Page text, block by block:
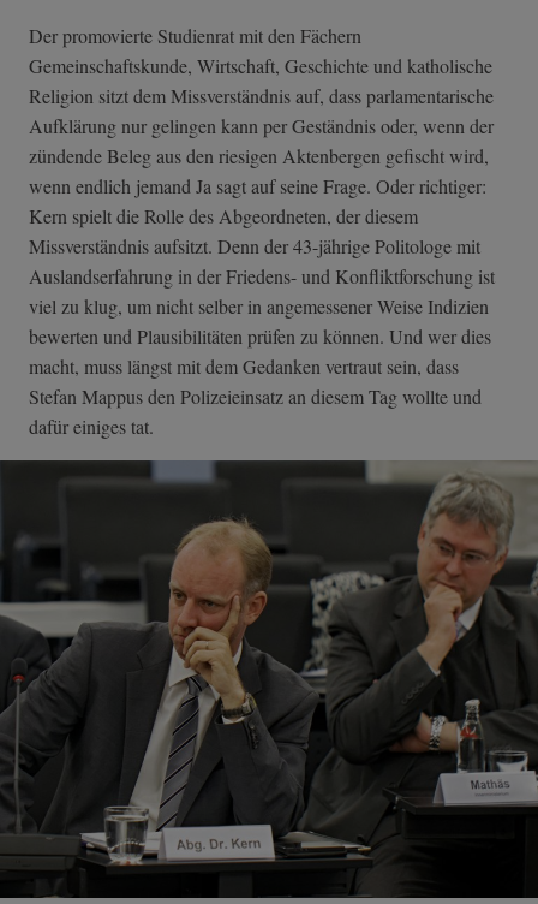
Der promovierte Studienrat mit den Fächern
Gemeinschaftskunde, Wirtschaft, Geschichte und katholische
Religion sitzt dem Missverständnis auf, dass parlamentarische
Aufklärung nur gelingen kann per Geständnis oder, wenn der
zündende Beleg aus den riesigen Aktenbergen gefischt wird,
wenn endlich jemand Ja sagt auf seine Frage. Oder richtiger:
Kern spielt die Rolle des Abgeordneten, der diesem
Missverständnis aufsitzt. Denn der 43-jährige Politologe mit
Auslandserfahrung in der Friedens- und Konfliktforschung ist
viel zu klug, um nicht selber in angemessener Weise Indizien
bewerten und Plausibilitäten prüfen zu können. Und wer dies
macht, muss längst mit dem Gedanken vertraut sein, dass
Stefan Mappus den Polizeieinsatz an diesem Tag wollte und
dafür einiges tat.